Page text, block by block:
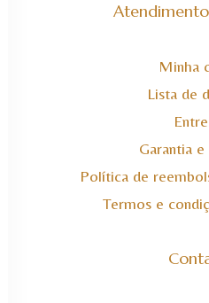
Minha
Lista de
Garantia
Política de
Termos e